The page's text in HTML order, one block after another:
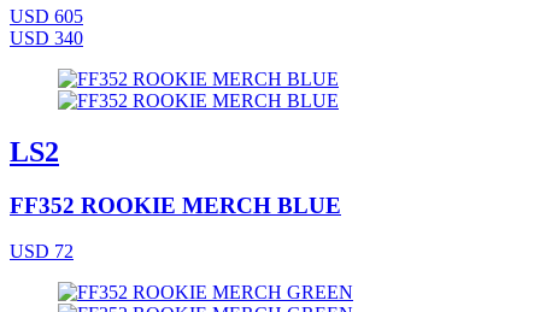
USD 605
USD 340
LS2
FF352 ROOKIE MERCH BLUE
USD 72